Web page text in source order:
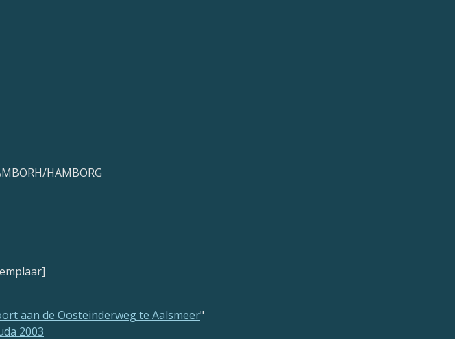
HAMBORG
]
aan de Oosteinderweg te Aalsmeer"
2003